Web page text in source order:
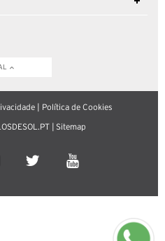
Política de Cookies
| Sitemap